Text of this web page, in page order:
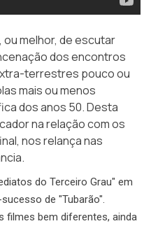
ou melhor, de escutar
dos encontros
terrestres pouco ou
mais ou menos
dos anos 50. Desta
na relação com os
nos relança nas
do Terceiro Grau" em
de "Tubarão".
filmes bem diferentes, ainda